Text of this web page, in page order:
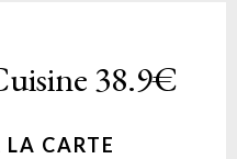
38.9€
CARTE